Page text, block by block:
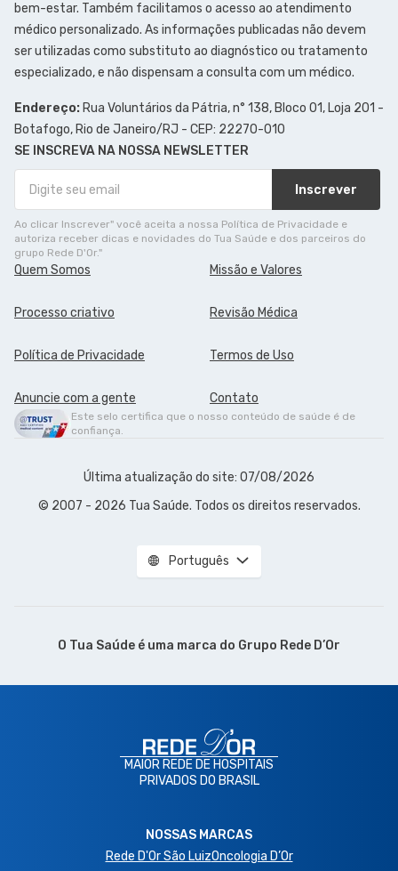
bem-estar. Também facilitamos o acesso ao atendimento
médico personalizado. As informações publicadas não devem
ser utilizadas como substituto ao diagnóstico ou tratamento
especializado, e não dispensam a consulta com um médico.
Endereço: Rua Voluntários da Pátria, n° 138, Bloco 01, Loja 201 -
Botafogo, Rio de Janeiro/RJ - CEP: 22270-010
SE INSCREVA NA NOSSA NEWSLETTER
Inscrever
Ao clicar Inscrever" você aceita a nossa Política de Privacidade e
autoriza receber dicas e novidades do Tua Saúde e dos parceiros do
grupo Rede D'Or."
Quem Somos Missão e Valores
Processo criativo Revisão Médica
Política de Privacidade Termos de Uso
Anuncie com a gente Contato
Este selo certifica que o nosso conteúdo de saúde é de
confiança.
Última atualização do site: 07/08/2026
© 2007 - 2026 Tua Saúde. Todos os direitos reservados.
Português
O Tua Saúde é uma marca do Grupo Rede D’Or
MAIOR REDE DE HOSPITAIS
PRIVADOS DO BRASIL
NOSSAS MARCAS
Rede D'Or São LuizOncologia D’Or